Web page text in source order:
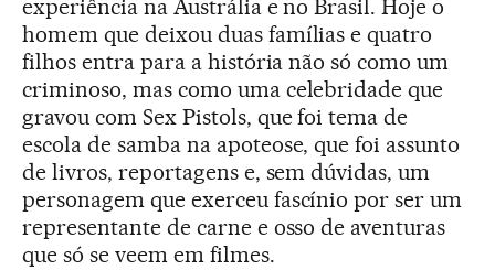
experiência na Austrália e no Brasil. Hoje o
homem que deixou duas famílias e quatro
filhos entra para a história não só como um
criminoso, mas como uma celebridade que
gravou com Sex Pistols, que foi tema de
escola de samba na apoteose, que foi assunto
de livros, reportagens e, sem dúvidas, um
personagem que exerceu fascínio por ser um
representante de carne e osso de aventuras
que só se veem em filmes.